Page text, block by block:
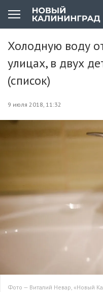
Холодную воду
улицах, в двух
(список)
9 июля 2018, 11:32
Фото — Виталий Невар, «Новый